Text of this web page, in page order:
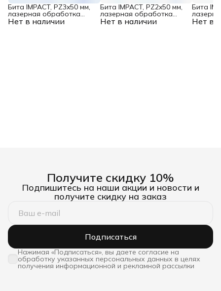
Нет в наличии
Бита IMPACT, PZ3x50 мм,
лазерная обработка
шлица, сталь S2, 10 шт., Е Нет в наличии
Бита IMPACT, PZ2x50 мм,
лазерная обработка
шлица, сталь S2, 10 шт., Е Нет в
Бита
шлица,
Получите скидку 10%
Подпишитесь на наши акции и новости и
получите скидку на заказ
Подписаться
Нажимая «Подписаться», вы даете согласие на
обработку указанных персональных данных в целях
получения информационной и рекламной рассылки